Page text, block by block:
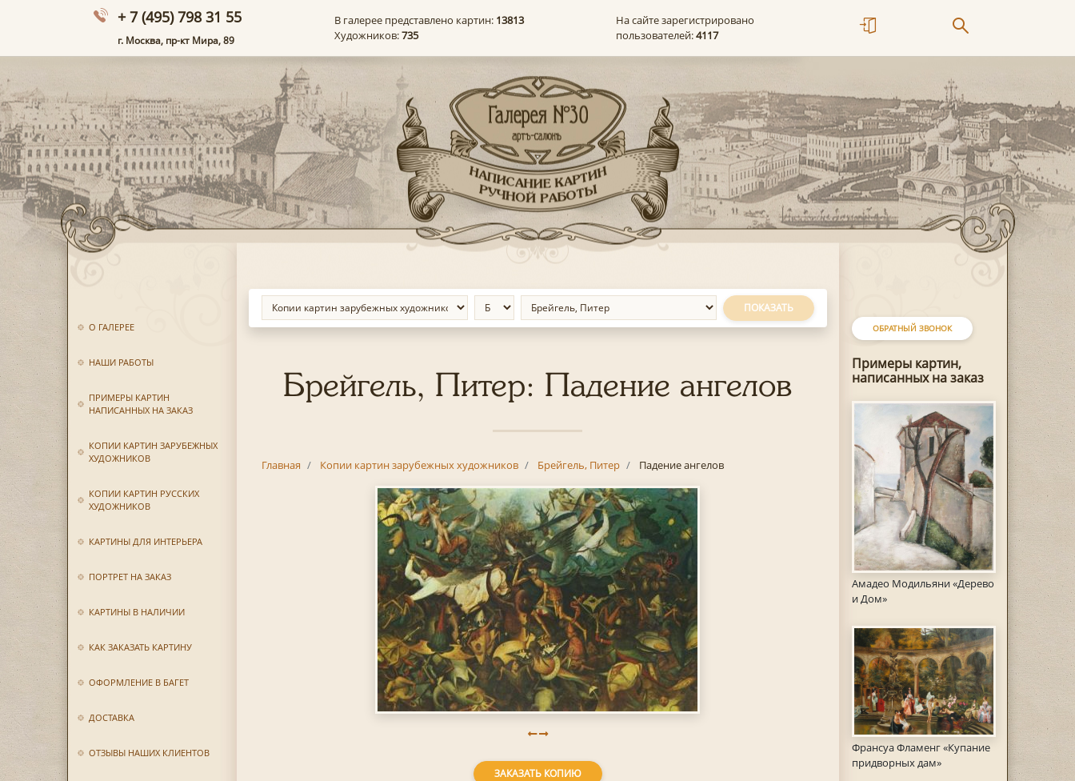
+ 7 (495) 798 31 55
г. Москва, пр-кт Мира, 89
В галерее представлено картин: 13813
Художников:735
На сайте зарегистрировано
пользователей:4117
О ГАЛЕРЕЕ
НАШИ РАБОТЫ
ПРИМЕРЫ КАРТИН
НАПИСАННЫХ НА ЗАКАЗ
КОПИИ КАРТИН ЗАРУБЕЖНЫХ
ХУДОЖНИКОВ
КОПИИ КАРТИН РУССКИХ
ХУДОЖНИКОВ
КАРТИНЫ ДЛЯ ИНТЕРЬЕРА
ПОРТРЕТ НА ЗАКАЗ
КАРТИНЫ В НАЛИЧИИ
КАК ЗАКАЗАТЬ КАРТИНУ
ОФОРМЛЕНИЕ В БАГЕТ
ДОСТАВКА
ОТЗЫВЫ НАШИХ КЛИЕНТОВ
ОБРАТНЫЙ ЗВОНОК
Примеры картин,
написанных на заказ
Амадео Модильяни «Дерево
и Дом»
Франсуа Фламенг «Купание
придворных дам»
ПОКАЗАТЬ
Брейгель, Питер: Падение ангелов
Главная Копии картин зарубежных художников Брейгель, Питер Падение ангелов
ЗАКАЗАТЬ КОПИЮ